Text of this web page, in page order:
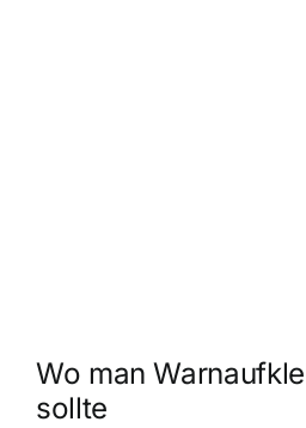
Wo man
sollte